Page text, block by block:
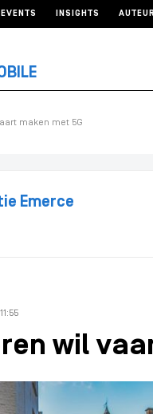
EVENTS INSIGHTS
maken met 5G
Emerce
wil